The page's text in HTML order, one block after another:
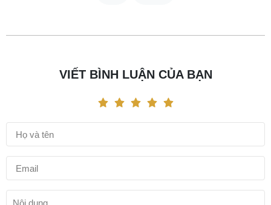
VIẾT BÌNH LUẬN CỦA BẠN